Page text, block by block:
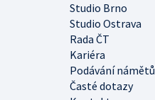
Studio Brno
Studio Ostrava
Rada ČT
Kariéra
Podávání námětů
Časté dotazy